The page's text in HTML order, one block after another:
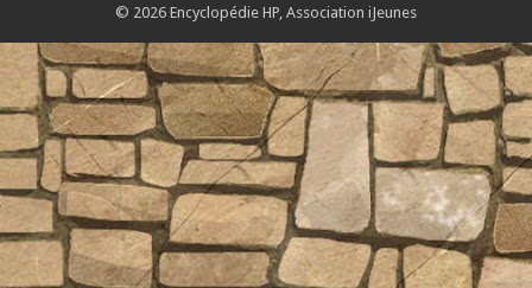
© 2026 Encyclopédie HP, Association iJeunes